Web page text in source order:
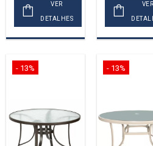
VER
DETALHES
VER
- 13% - 13%